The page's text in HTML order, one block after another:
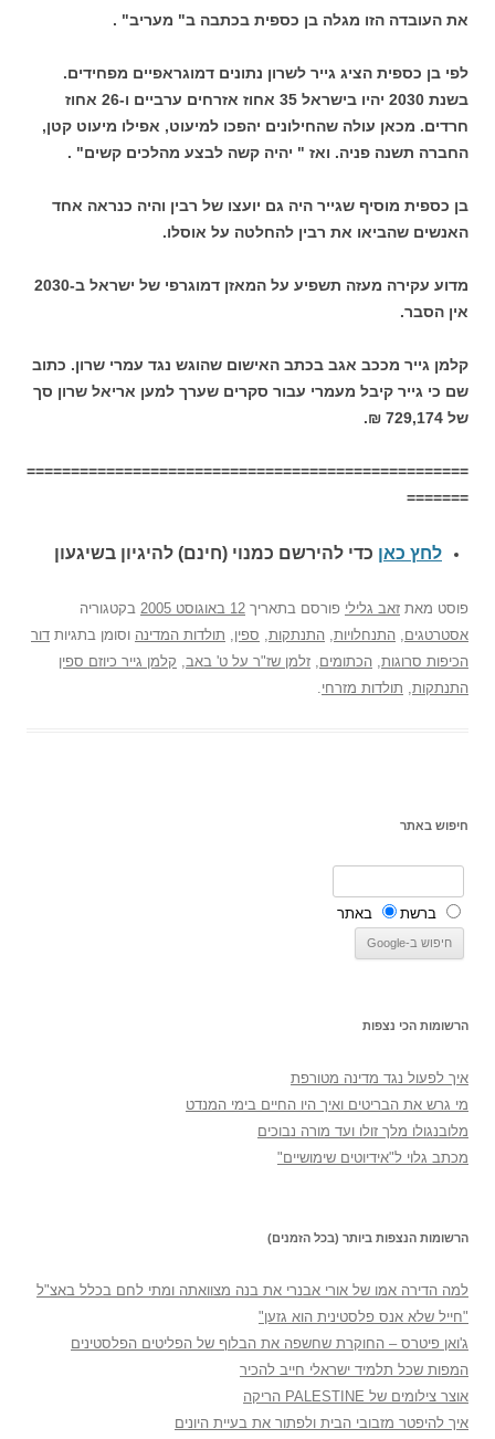
את העובדה הזו מגלה בן כספית בכתבה ב" מעריב" .
לפי בן כספית הציג גייר לשרון נתונים דמוגראפיים מפחידים.
בשנת 2030 יהיו בישראל 35 אחוז אזרחים ערביים ו-26 אחוז
חרדים. מכאן עולה שהחילונים יהפכו למיעוט, אפילו מיעוט קטן,
החברה תשנה פניה. ואז " יהיה קשה לבצע מהלכים קשים" .
בן כספית מוסיף שגייר היה גם יועצו של רבין והיה כנראה אחד
האנשים שהביאו את רבין להחלטה על אוסלו.
מדוע עקירה מעזה תשפיע על המאזן דמוגרפי של ישראל ב-2030
אין הסבר.
קלמן גייר מככב אגב בכתב האישום שהוגש נגד עמרי שרון. כתוב
שם כי גייר קיבל מעמרי עבור סקרים שערך למען אריאל שרון סך
של 729,174 ₪.
==================================================
=======
לחץ כאן כדי להירשם כמנוי (חינם) להיגיון בשיגעון
פוסט מאת זאב גלילי פורסם בתאריך 12 באוגוסט 2005
בקטגוריה
אסטרטגים התנחלויות התנתקות ספין תולדות המדינה וסומן בתגיות דור
הכיפות סרוגות הכתומים זלמן שז"ר על ט' באב קלמן גייר כיוזם ספין
התנתקות תולדות מזרחי
חיפוש באתר
ברשת באתר
הרשומות הכי נצפות
איך לפעול נגד מדינה מטורפת
מי גרש את הבריטים ואיך היו החיים בימי המנדט
מלובנגולו מלך זולו ועד מורה נבוכים
מכתב גלוי ל"אידיוטים שימושיים"
הרשומות הנצפות ביותר (בכל הזמנים)
למה הדירה אמו של אורי אבנרי את בנה מצוואתה ומתי לחם בכלל באצ"ל
"חייל שלא אנס פלסטינית הוא גזען"
ג'ואן פיטרס – החוקרת שחשפה את הבלוף של הפליטים הפלסטינים
המפות שכל תלמיד ישראלי חייב להכיר
אוצר צילומים של PALESTINE הריקה
איך להיפטר מזבובי הבית ולפתור את בעיית היונים